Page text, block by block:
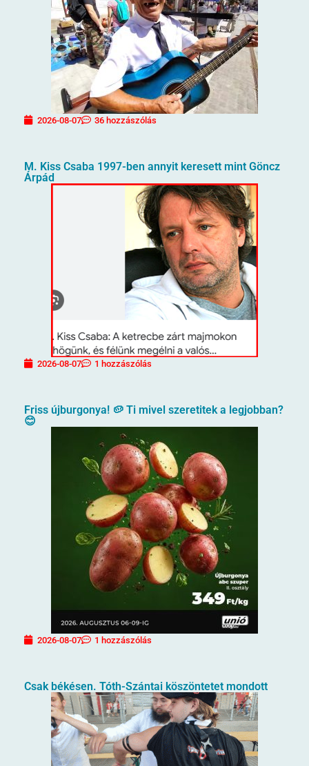
2026-08-07 36 hozzászólás
M. Kiss Csaba 1997-ben annyit keresett mint Göncz
Árpád
2026-08-07 1 hozzászólás
Friss újburgonya! 🥔 Ti mivel szeretitek a legjobban?
😊
2026-08-07 1 hozzászólás
Csak békésen. Tóth-Szántai köszöntetet mondott